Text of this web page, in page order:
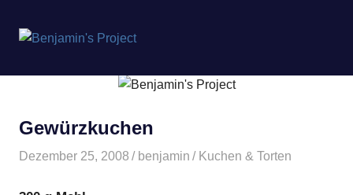
springen
Project
Gewürzkuchen
Dezember 25, 2008 benjamin Kuchen & Torten